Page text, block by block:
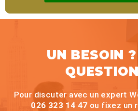
UN BESOIN
Pour discuter avec un expert
026 323 14 47 ou fixez un